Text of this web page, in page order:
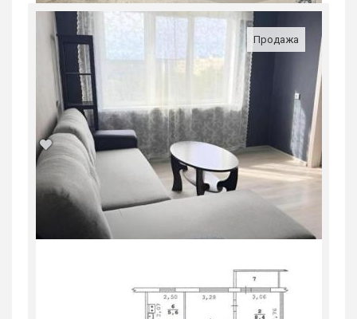
Продается 2-комн. квартира, 53,4 м²
Россия, Свердловская область,
руб.
Продажа